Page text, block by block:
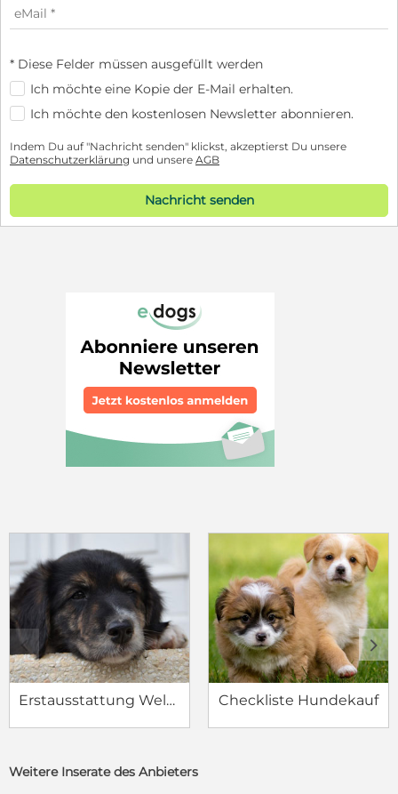
* Diese Felder müssen ausgefüllt werden
Ich möchte eine Kopie der E-Mail erhalten.
Ich möchte den kostenlosen Newsletter abonnieren.
Indem Du auf "Nachricht senden" klickst, akzeptierst Du unsere
Datenschutzerklärung und unsere AGB
Nachricht senden
Erstausstattung Welpe Checkliste Hundekauf
c d
Weitere Inserate des Anbieters